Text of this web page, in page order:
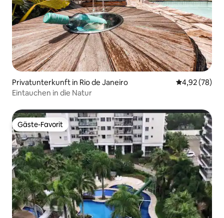
Privatunterkunft in Rio de Janeiro
4,92 (78)
Eintauchen in die Natur
Gäste-Favorit
Gäste-Favorit